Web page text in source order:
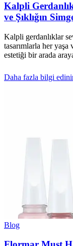
Kalpli
ve Şıklığın
Kalpli gerdanlıklar
tasarımlarla her
estetiği bir arada
Daha fazla bilgi
Blog